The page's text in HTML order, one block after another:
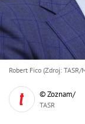
Robert Fico (Zdroj:
© Zoznam/
TASR